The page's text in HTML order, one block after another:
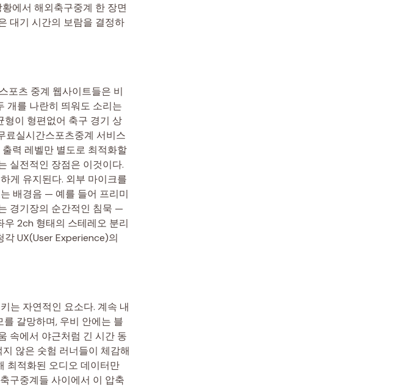
에서 해외축구중계 한 장면
대기 시간의 보람을 결정하
포츠 중계 웹사이트들은 비
개를 나란히 띄워도 소리는
형이 형편없어 축구 경기 상
료실시간스포츠중계 서비스
력 레벨만 별도로 최적화할
실전적인 장점은 이것이다.
게 유지된다. 외부 마이크를
배경음 — 예를 들어 프리미
경기장의 순간적인 침묵 —
2ch 형태의 스테레오 분리
UX(User Experience)의
는 자연적인 요소다. 계속 내
갈망하며, 우비 안에는 블
속에서 야근처럼 긴 시간 동
않은 숫험 러너들이 체감해
최적화된 오디오 데이터만
구중계들 사이에서 이 압축